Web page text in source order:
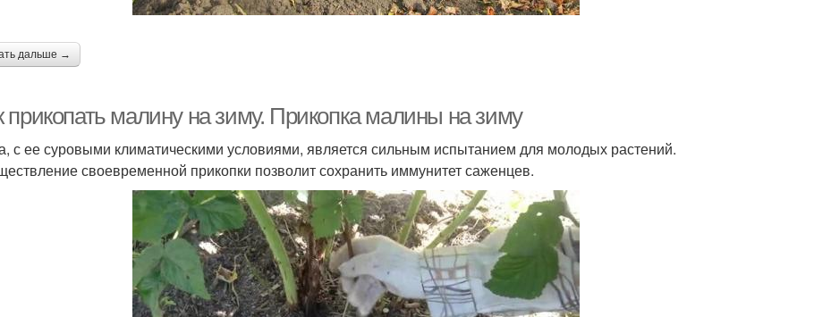
дальше →
прикопать малину на зиму. Прикопка малины на зиму
с ее суровыми климатическими условиями, является сильным испытанием для молодых растений.
своевременной прикопки позволит сохранить иммунитет саженцев.